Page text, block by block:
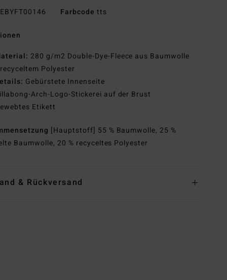
EBYFT00146 Farbcode tts
280 g/m2 Double-Dye-Fleece aus Baumwolle
Polyester
Gebürstete Innenseite
Arch-Logo-Stickerei auf der Brust
Etikett
[Hauptstoff] 55 % Baumwolle, 25 %
Baumwolle, 20 % recyceltes Polyester
& Rückversand